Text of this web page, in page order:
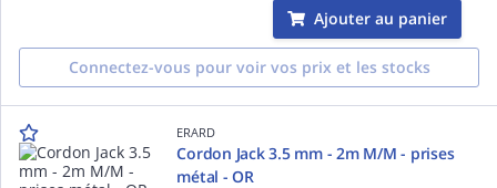
Ajouter au panier
Connectez-vous pour voir vos prix et les stocks
ERARD
Cordon Jack 3.5 mm - 2m M/M - prises
métal - OR